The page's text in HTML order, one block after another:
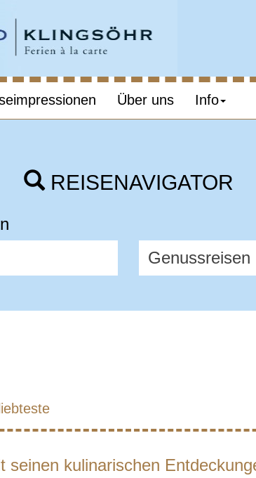
Über uns Info
REISENAVIGATOR
seinen kulinarischen